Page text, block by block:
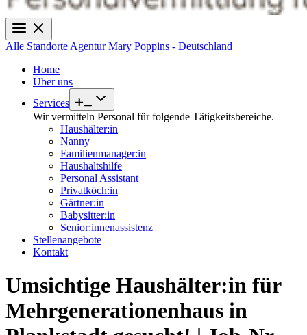
Alle Standorte Agentur Mary Poppins - Deutschland
Home
Über uns
Services
Wir vermitteln Personal für folgende Tätigkeitsbereiche.
Haushälter:in
Nanny
Familienmanager:in
Haushaltshilfe
Personal Assistant
Privatköch:in
Gärtner:in
Babysitter:in
Senior:innenassistenz
Stellenangebote
Kontakt
Umsichtige Haushälter:in für
Mehrgenerationenhaus in